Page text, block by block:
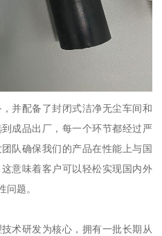
并配备了封闭式洁净无尘车间和
成品出厂，每一个环节都经过严
队确保我们的产品在性能上与国
意味着客户可以轻松实现国内外
问题。
术研发为核心，拥有一批长期从